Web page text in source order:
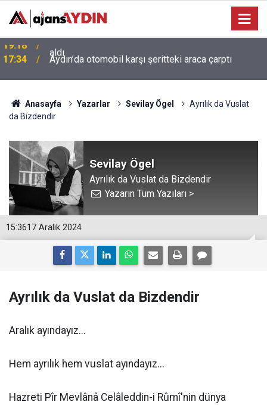
17:34 Aydın’da otomobil karşı şeritteki araca çarptı
Anasayfa Yazarlar Sevilay Ögel
Ayrılık da Vuslat
da Bizdendir
Sevilay Ögel
Ayrılık da Vuslat da Bizdendir
Yazarın Tüm Yazıları >
15:3617 Aralık 2024
Ayrılık da Vuslat da Bizdendir
Aralık ayındayız...
Hem ayrılık hem vuslat ayındayız...
Hazreti Pîr Mevlânâ Celâleddin-i Rûmî'nin dünya